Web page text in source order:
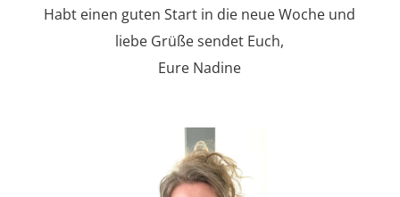
Habt einen guten Start in die neue Woche und
liebe Grüße sendet Euch,
Eure Nadine